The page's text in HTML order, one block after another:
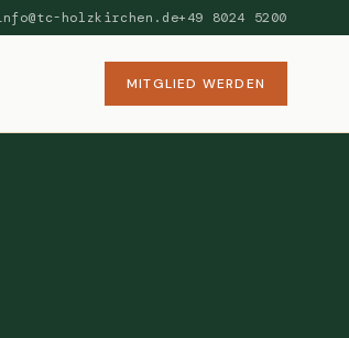
holzkirchen.de+49 8024 5200
MITGLIED WERDEN